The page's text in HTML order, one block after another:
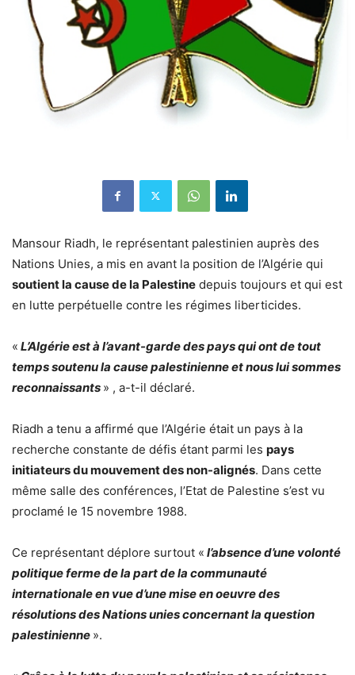
Mansour Riadh, le représentant palestinien auprès des
Nations Unies, a mis en avant la position de l’Algérie qui
soutient la cause de la Palestine depuis toujours et qui est
en lutte perpétuelle contre les régimes liberticides.
« L’Algérie est à l’avant-garde des pays qui ont de tout
temps soutenu la cause palestinienne et nous lui sommes
reconnaissants » , a-t-il déclaré.
Riadh a tenu a affirmé que l’Algérie était un pays à la
recherche constante de défis étant parmi les pays
initiateurs du mouvement des non-alignés. Dans cette
même salle des conférences, l’Etat de Palestine s’est vu
proclamé le 15 novembre 1988.
Ce représentant déplore surtout « l’absence d’une volonté
politique ferme de la part de la communauté
internationale en vue d’une mise en oeuvre des
résolutions des Nations unies concernant la question
palestinienne ».